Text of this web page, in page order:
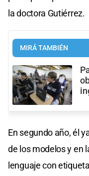
la doctora Gutiérrez.
MIRÁ TAMBIÉN
En segundo año, él
de los modelos y en
lenguaje con